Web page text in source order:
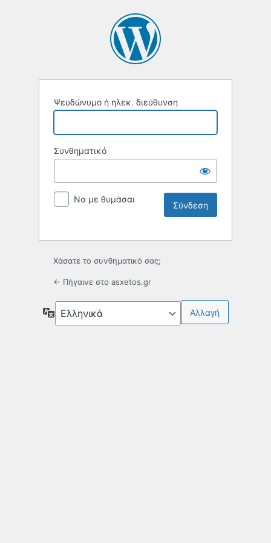
Ψευδώνυμο ή ηλεκ. διεύθυνση
Συνθηματικό
Να με θυμάσαι
Χάσατε το συνθηματικό σας;
← Πήγαινε στο asxetos.gr
Γλώσσα